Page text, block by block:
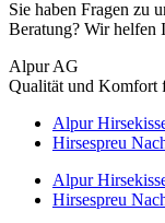
Sie haben Fragen zu
Beratung? Wir helfen
Alpur AG
Qualität und Komfort
Alpur
Hirsespreu
Alpur
Hirsespreu